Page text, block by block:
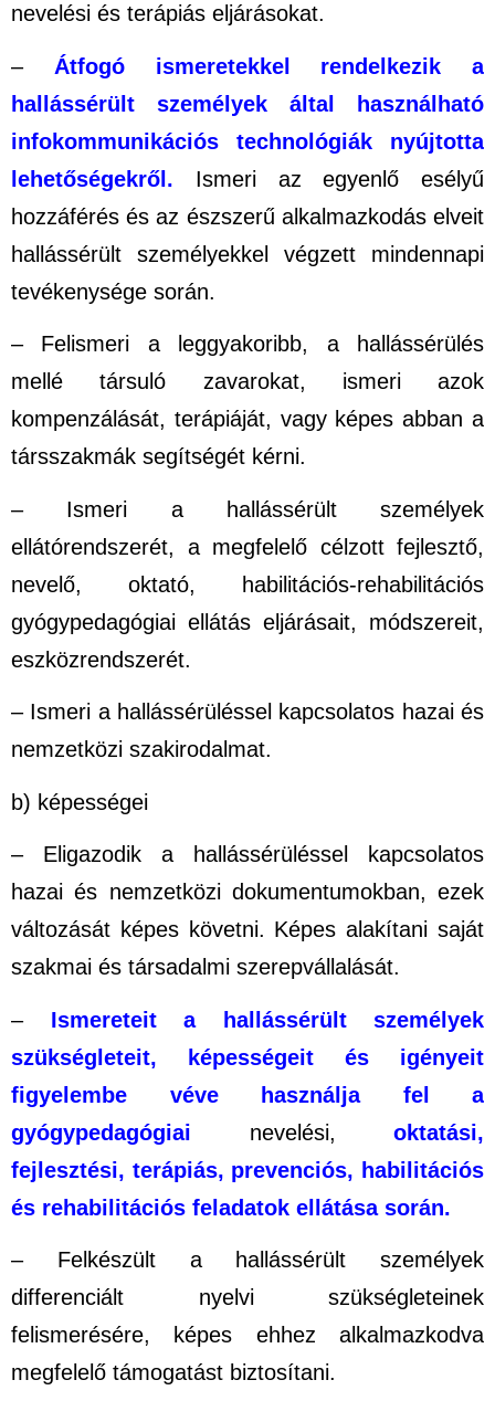
nevelési és terápiás eljárásokat.
– Átfogó ismeretekkel rendelkezik a
hallássérült személyek által használható
infokommunikációs technológiák nyújtotta
lehetőségekről. Ismeri az egyenlő esélyű
hozzáférés és az észszerű alkalmazkodás elveit
hallássérült személyekkel végzett mindennapi
tevékenysége során.
– Felismeri a leggyakoribb, a hallássérülés
mellé társuló zavarokat, ismeri azok
kompenzálását, terápiáját, vagy képes abban a
társszakmák segítségét kérni.
– Ismeri a hallássérült személyek
ellátórendszerét, a megfelelő célzott fejlesztő,
nevelő, oktató, habilitációs-rehabilitációs
gyógypedagógiai ellátás eljárásait, módszereit,
eszközrendszerét.
– Ismeri a hallássérüléssel kapcsolatos hazai és
nemzetközi szakirodalmat.
b) képességei
– Eligazodik a hallássérüléssel kapcsolatos
hazai és nemzetközi dokumentumokban, ezek
változását képes követni. Képes alakítani saját
szakmai és társadalmi szerepvállalását.
– Ismereteit a hallássérült személyek
szükségleteit, képességeit és igényeit
figyelembe véve használja fel a
gyógypedagógiai nevelési, oktatási,
fejlesztési, terápiás, prevenciós, habilitációs
és rehabilitációs feladatok ellátása során.
– Felkészült a hallássérült személyek
differenciált nyelvi szükségleteinek
felismerésére, képes ehhez alkalmazkodva
megfelelő támogatást biztosítani.